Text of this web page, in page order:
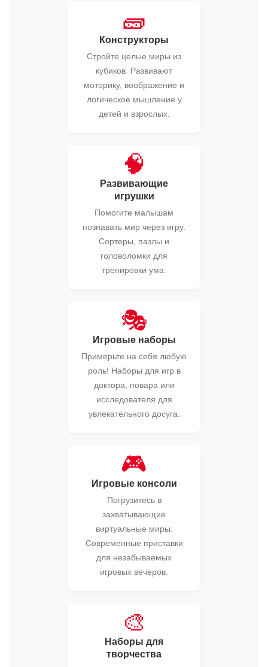
🧱
Конструкторы
Стройте целые миры из
кубиков. Развивают
моторику, воображение и
логическое мышление у
детей и взрослых.
🧠
Развивающие
игрушки
Помогите малышам
познавать мир через игру.
Сортеры, пазлы и
головоломки для
тренировки ума.
🎭
Игровые наборы
Примерьте на себя любую
роль! Наборы для игр в
доктора, повара или
исследователя для
увлекательного досуга.
🎮
Игровые консоли
Погрузитесь в
захватывающие
виртуальные миры.
Современные приставки
для незабываемых
игровых вечеров.
🎨
Наборы для
творчества